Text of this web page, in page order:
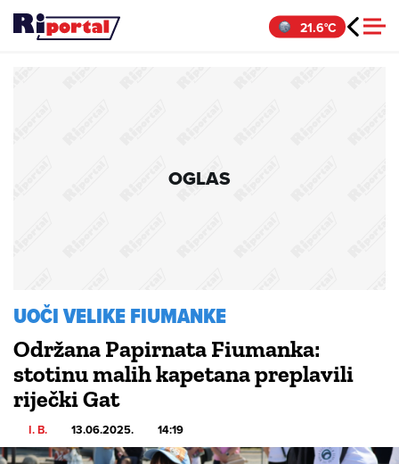
Skip
21.6°C
OGLAS
UOČI VELIKE FIUMANKE
Održana Papirnata Fiumanka:
stotinu malih kapetana preplavili
riječki Gat
I. B. 13.06.2025. 14:19